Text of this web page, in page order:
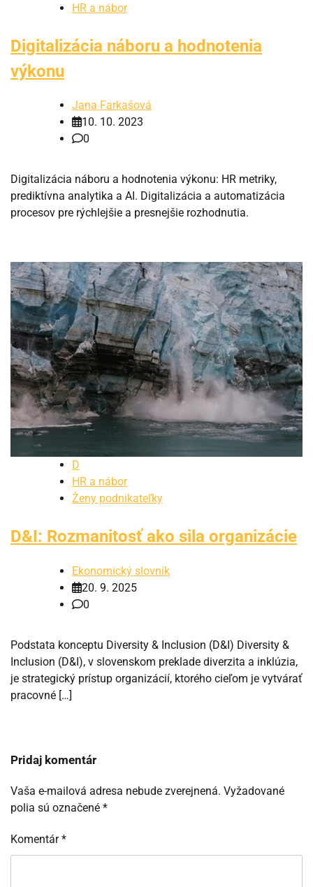
HR a nábor
Digitalizácia náboru a hodnotenia
výkonu
Jana Farkašová
10. 10. 2023
0
Digitalizácia náboru a hodnotenia výkonu: HR metriky,
prediktívna analytika a AI. Digitalizácia a automatizácia
procesov pre rýchlejšie a presnejšie rozhodnutia.
D
HR a nábor
Ženy podnikateľky
D&I: Rozmanitosť ako sila organizácie
Ekonomický slovník
20. 9. 2025
0
Podstata konceptu Diversity & Inclusion (D&I) Diversity &
Inclusion (D&I), v slovenskom preklade diverzita a inklúzia,
je strategický prístup organizácií, ktorého cieľom je vytvárať
pracovné […]
Pridaj komentár
Vaša e-mailová adresa nebude zverejnená. Vyžadované
polia sú označené *
Komentár*